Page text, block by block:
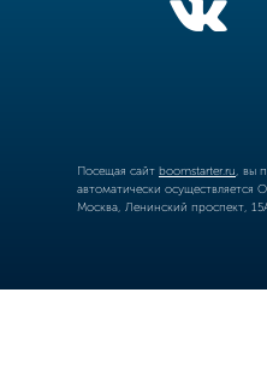
Посещая сайт boomstarter.ru , вы
автоматически
Москва, Ленинский проспект,